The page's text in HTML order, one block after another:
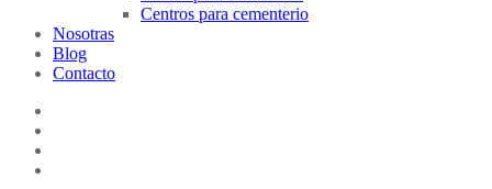
Centros para cementerio
Nosotras
Blog
Contacto